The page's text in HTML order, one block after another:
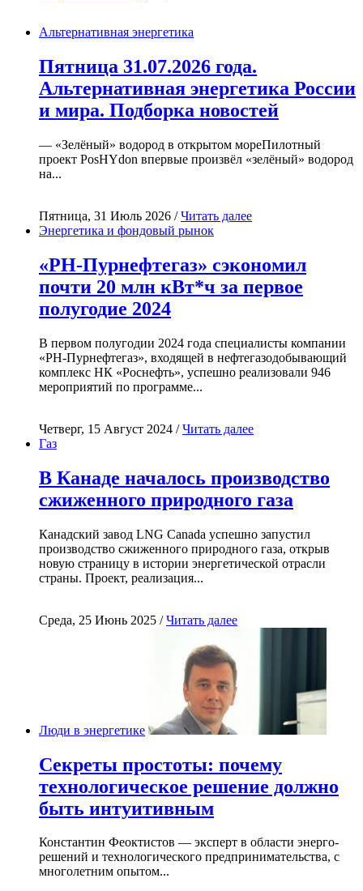
Альтернативная энергетика
Пятница 31.07.2026 года.
Альтернативная энергетика России
и мира. Подборка новостей
— «Зелёный» водород в открытом мореПилотный
проект PosHYdon впервые произвёл «зелёный» водород
на...
Пятница, 31 Июль 2026 /Читать далее
Энергетика и фондовый рынок
«РН-Пурнефтегаз» сэкономил
почти 20 млн кВт*ч за первое
полугодие 2024
В первом полугодии 2024 года специалисты компании
«РН-Пурнефтегаз», входящей в нефтегазодобывающий
комплекс НК «Роснефть», успешно реализовали 946
мероприятий по программе...
Четверг, 15 Август 2024 /Читать далее
Газ
В Канаде началось производство
сжиженного природного газа
Канадский завод LNG Canada успешно запустил
производство сжиженного природного газа, открыв
новую страницу в истории энергетической отрасли
страны. Проект, реализация...
Среда, 25 Июнь 2025 /Читать далее
Люди в энергетике
Секреты простоты: почему
технологическое решение должно
быть интуитивным
Константин Феоктистов — эксперт в области энерго-
решений и технологического предпринимательства, с
многолетним опытом...